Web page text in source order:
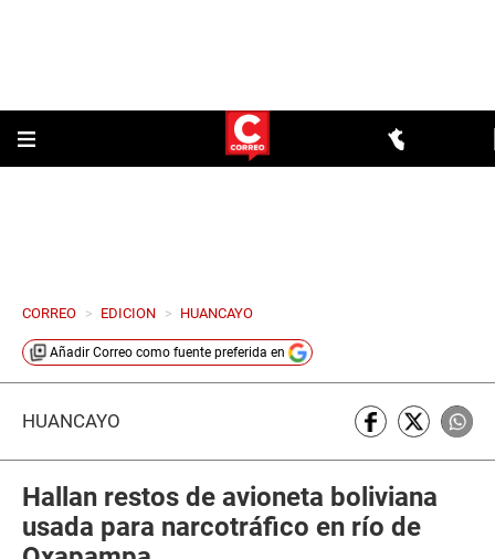
CORREO > EDICION > HUANCAYO
Añadir Correo como fuente preferida en
HUANCAYO
Hallan restos de avioneta boliviana
usada para narcotráfico en río de